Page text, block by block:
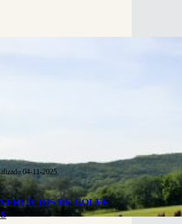
04-11-2025
DE GOLFE